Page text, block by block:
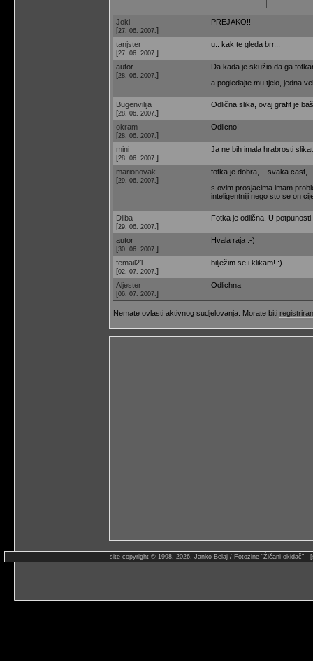
Joki
[27. 06. 2007. ]
PREJAKO!!
tanjster
[27. 06. 2007. ]
u.. kak te gleda brr...
autor
[28. 06. 2007. ]
Da kada je skužio da ga
a pogledajte mu tjelo, jedna
Bugenvilija
[28. 06. 2007. ]
Odlična slika, ovaj grafit je
okram
[28. 06. 2007. ]
Odlicno!
mini
[28. 06. 2007. ]
Ja ne bih imala hrabrosti
marionovak
[29. 06. 2007. ]
fotka je dobra,. . svaka cast,.
s ovim prosjacima imam
inteligentniji nego sto se on
Dilba
[29. 06. 2007. ]
Fotka je odlična. U
autor
[30. 06. 2007. ]
Hvala raja :-)
femail21
[02. 07. 2007. ]
bilježim se i klikam! :)
Aljester
[06. 07. 2007. ]
Odlichna
Nemate ovlasti aktivnog sudjelovanja. Morate biti
site copyright © 1998.-2026. Janko Belaj / Fotozine "Žičani okidač"